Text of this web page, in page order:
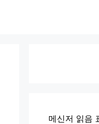
메신저 읽음